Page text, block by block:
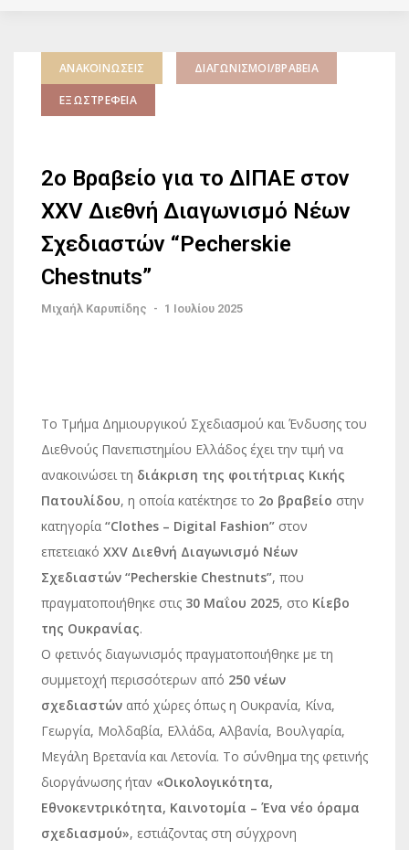
ΑΝΑΚΟΙΝΏΣΕΙΣ ΔΙΑΓΩΝΙΣΜΟΊ/ΒΡΑΒΕΊΑ
ΕΞΩΣΤΡΈΦΕΙΑ
2ο Βραβείο για το ΔΙΠΑΕ στον
XXV Διεθνή Διαγωνισμό Νέων
Σχεδιαστών “Pecherskie
Chestnuts”
Μιχαήλ Καρυπίδης - 1 Ιουλίου 2025
Το Τμήμα Δημιουργικού Σχεδιασμού και Ένδυσης του
Διεθνούς Πανεπιστημίου Ελλάδος έχει την τιμή να
ανακοινώσει τη διάκριση της φοιτήτριας Κικής
Πατουλίδου, η οποία κατέκτησε το 2ο βραβείο στην
κατηγορία “Clothes – Digital Fashion” στον
επετειακό XXV Διεθνή Διαγωνισμό Νέων
Σχεδιαστών “Pecherskie Chestnuts”, που
πραγματοποιήθηκε στις 30 Μαΐου 2025, στο Κίεβο
της Ουκρανίας.
Ο φετινός διαγωνισμός πραγματοποιήθηκε με τη
συμμετοχή περισσότερων από 250 νέων
σχεδιαστών από χώρες όπως η Ουκρανία, Κίνα,
Γεωργία, Μολδαβία, Ελλάδα, Αλβανία, Βουλγαρία,
Μεγάλη Βρετανία και Λετονία. Το σύνθημα της φετινής
διοργάνωσης ήταν «Οικολογικότητα,
Εθνοκεντρικότητα, Καινοτομία – Ένα νέο όραμα
σχεδιασμού», εστιάζοντας στη σύγχρονη